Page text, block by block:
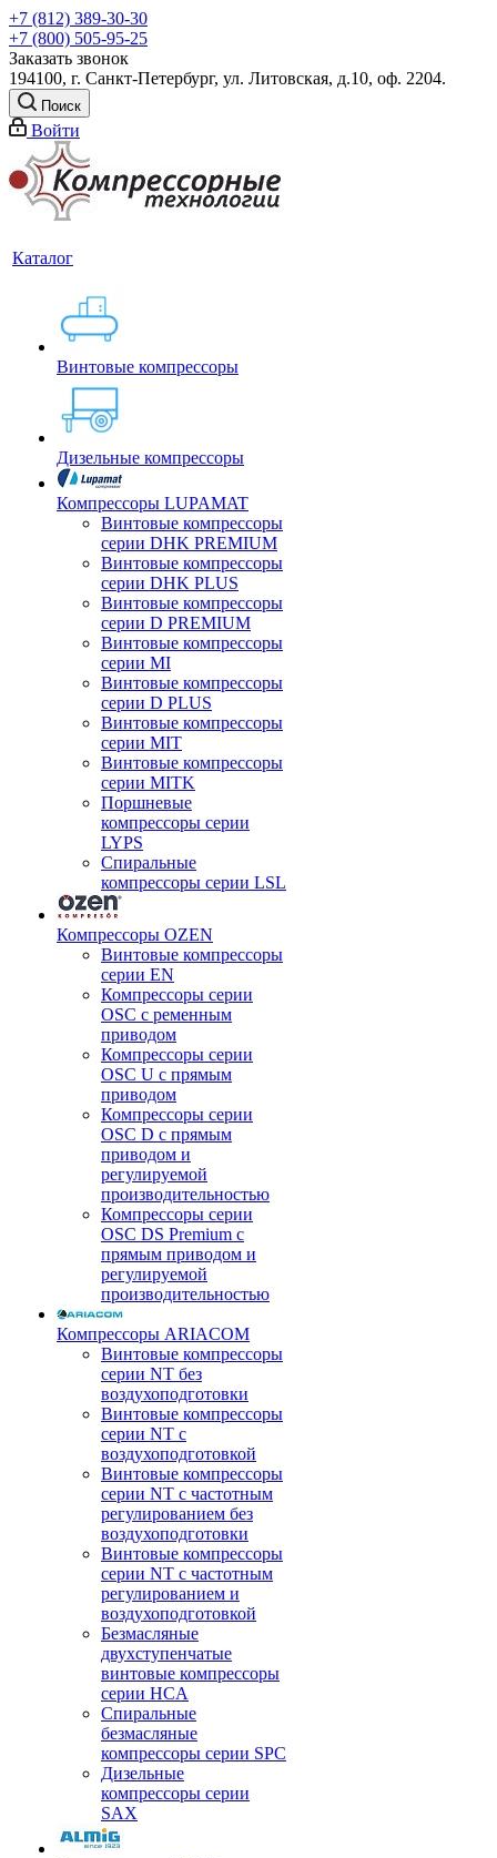
+7 (812) 389-30-30
+7 (800) 505-95-25
Заказать звонок
194100, г. Санкт-Петербург, ул. Литовская, д.10, оф. 2204.
Поиск
Войти
Каталог
Винтовые компрессоры
Дизельные компрессоры
Компрессоры LUPAMAT
Винтовые компрессоры
серии DHK PREMIUM
Винтовые компрессоры
серии DHK PLUS
Винтовые компрессоры
серии D PREMIUM
Винтовые компрессоры
серии MI
Винтовые компрессоры
серии D PLUS
Винтовые компрессоры
серии MIT
Винтовые компрессоры
серии MITK
Поршневые
компрессоры серии
LYPS
Спиральные
компрессоры серии LSL
Компрессоры OZEN
Винтовые компрессоры
серии EN
Компрессоры серии
OSC с ременным
приводом
Компрессоры серии
OSC U с прямым
приводом
Компрессоры серии
OSC D с прямым
приводом и
регулируемой
производительностью
Компрессоры серии
OSC DS Premium с
прямым приводом и
регулируемой
производительностью
Компрессоры ARIACOM
Винтовые компрессоры
серии NT без
воздухоподготовки
Винтовые компрессоры
серии NT c
воздухоподготовкой
Винтовые компрессоры
серии NT с частотным
регулированием без
воздухоподготовки
Винтовые компрессоры
серии NT с частотным
регулированием и
воздухоподготовкой
Безмасляные
двухступенчатые
винтовые компрессоры
серии HCA
Спиральные
безмасляные
компрессоры серии SPC
Дизельные
компрессоры серии
SAX